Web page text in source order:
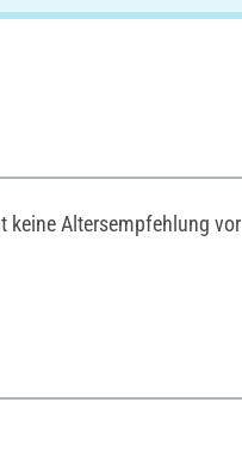
keine Altersempfehlung vor